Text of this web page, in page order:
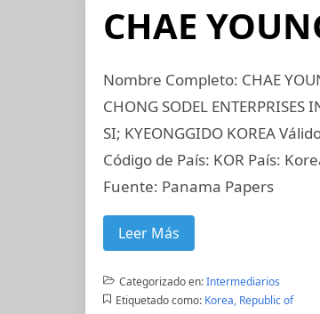
CHAE
Nombre Completo: CHAE
CHONG SODEL
SI; KYEONGGIDO KOREA
Código de País: KOR País:
Fuente: Panama Papers
Leer Más
Categorizado en:Intermediarios
Etiquetado como: Korea, Republic of